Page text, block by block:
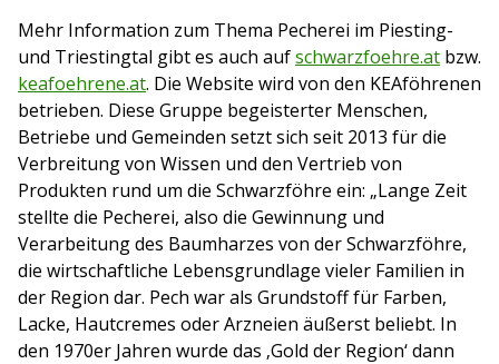
Mehr Information zum Thema Pecherei im Piesting-
und Triestingtal gibt es auch aufschwarzfoehre.at bzw.
keafoehrene.at. Die Website wird von den KEAföhrenen
betrieben. Diese Gruppe begeisterter Menschen,
Betriebe und Gemeinden setzt sich seit 2013 für die
Verbreitung von Wissen und den Vertrieb von
Produkten rund um die Schwarzföhre ein: „Lange Zeit
stellte die Pecherei, also die Gewinnung und
Verarbeitung des Baumharzes von der Schwarzföhre,
die wirtschaftliche Lebensgrundlage vieler Familien in
der Region dar. Pech war als Grundstoff für Farben,
Lacke, Hautcremes oder Arzneien äußerst beliebt. In
den 1970er Jahren wurde das ‚Gold der Region‘ dann